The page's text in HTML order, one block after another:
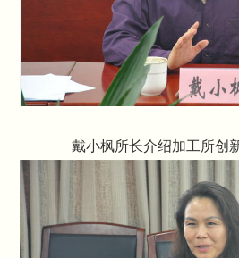
戴小枫所长介绍加工所创